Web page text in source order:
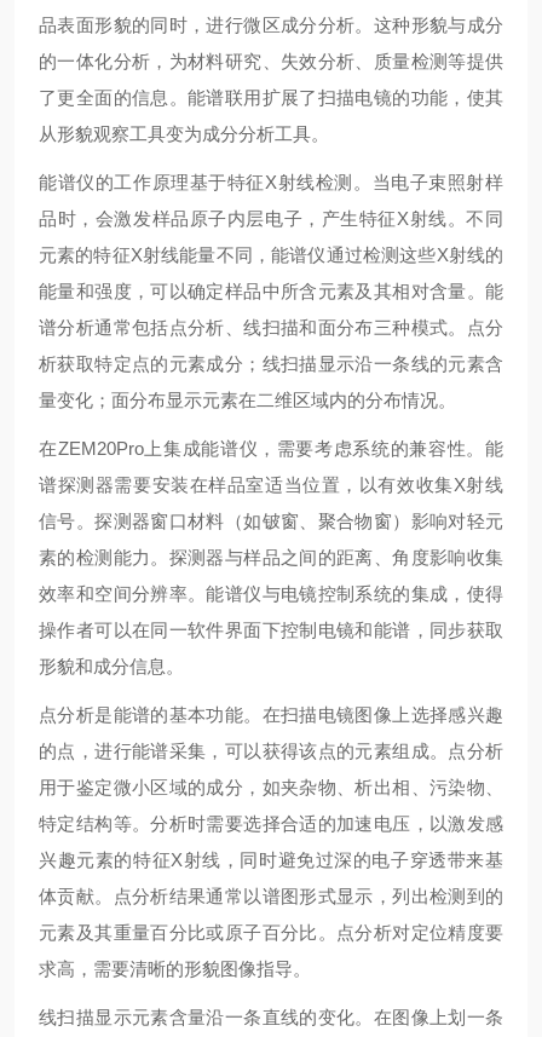
品表面形貌的同时，进行微区成分分析。这种形貌与成分
的一体化分析，为材料研究、失效分析、质量检测等提供
了更全面的信息。能谱联用扩展了扫描电镜的功能，使其
从形貌观察工具变为成分分析工具。
能谱仪的工作原理基于特征X射线检测。当电子束照射样
品时，会激发样品原子内层电子，产生特征X射线。不同
元素的特征X射线能量不同，能谱仪通过检测这些X射线的
能量和强度，可以确定样品中所含元素及其相对含量。能
谱分析通常包括点分析、线扫描和面分布三种模式。点分
析获取特定点的元素成分；线扫描显示沿一条线的元素含
量变化；面分布显示元素在二维区域内的分布情况。
在ZEM20Pro上集成能谱仪，需要考虑系统的兼容性。能
谱探测器需要安装在样品室适当位置，以有效收集X射线
信号。探测器窗口材料（如铍窗、聚合物窗）影响对轻元
素的检测能力。探测器与样品之间的距离、角度影响收集
效率和空间分辨率。能谱仪与电镜控制系统的集成，使得
操作者可以在同一软件界面下控制电镜和能谱，同步获取
形貌和成分信息。
点分析是能谱的基本功能。在扫描电镜图像上选择感兴趣
的点，进行能谱采集，可以获得该点的元素组成。点分析
用于鉴定微小区域的成分，如夹杂物、析出相、污染物、
特定结构等。分析时需要选择合适的加速电压，以激发感
兴趣元素的特征X射线，同时避免过深的电子穿透带来基
体贡献。点分析结果通常以谱图形式显示，列出检测到的
元素及其重量百分比或原子百分比。点分析对定位精度要
求高，需要清晰的形貌图像指导。
线扫描显示元素含量沿一条直线的变化。在图像上划一条